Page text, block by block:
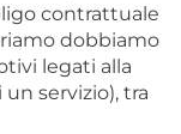
contrattuale
dobbiamo
legati alla
servizio), tra